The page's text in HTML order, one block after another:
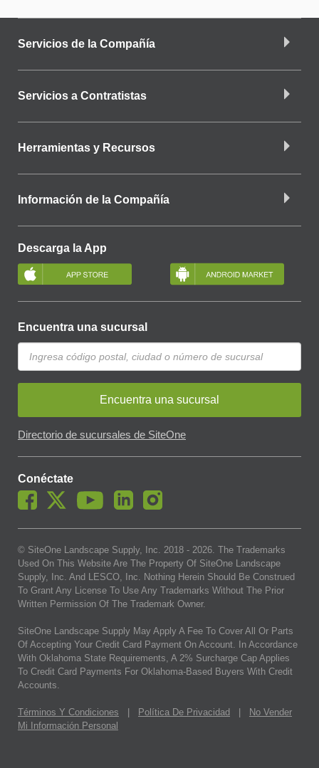
Servicios de la Compañía
Servicios a Contratistas
Herramientas y Recursos
Información de la Compañía
Descarga la App
Encuentra una sucursal
Encuentra una sucursal
Directorio de sucursales de SiteOne
Conéctate
© SiteOne Landscape Supply, Inc. 2018 - 2026 . The Trademarks
Used On This Website Are The Property Of SiteOne Landscape
Supply, Inc. And LESCO, Inc. Nothing Herein Should Be Construed
To Grant Any License To Use Any Trademarks Without The Prior
Written Permission Of The Trademark Owner.
SiteOne Landscape Supply May Apply A Fee To Cover All Or Parts
Of Accepting Your Credit Card Payment On Account. In Accordance
With Oklahoma State Requirements, A 2% Surcharge Cap Applies
To Credit Card Payments For Oklahoma-Based Buyers With Credit
Accounts.
Términos Y Condiciones Política De Privacidad
No Vender
Mi Información Personal